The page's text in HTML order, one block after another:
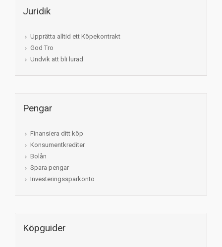
Juridik
Upprätta alltid ett Köpekontrakt
God Tro
Undvik att bli lurad
Pengar
Finansiera ditt köp
Konsumentkrediter
Bolån
Spara pengar
Investeringssparkonto
Köpguider